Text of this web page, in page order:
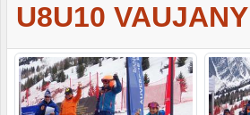
U8U10